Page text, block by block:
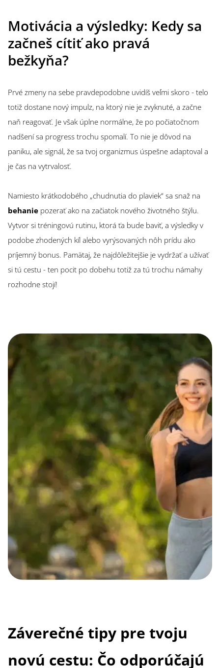
Motivácia a výsledky: Kedy sa
začneš cítiť ako pravá
bežkyňa?
Prvé zmeny na sebe pravdepodobne uvidíš veľmi skoro - telo
totiž dostane nový impulz, na ktorý nie je zvyknuté, a začne
naň reagovať. Je však úplne normálne, že po počiatočnom
nadšení sa progress trochu spomalí. To nie je dôvod na
paniku, ale signál, že sa tvoj organizmus úspešne adaptoval a
je čas na vytrvalosť.
Namiesto krátkodobého „chudnutia do plaviek“ sa snaž na
behanie pozerať ako na začiatok nového životného štýlu.
Vytvor si tréningovú rutinu, ktorá ťa bude baviť, a výsledky v
podobe zhodených kíl alebo vyrýsovaných nôh prídu ako
príjemný bonus. Pamätaj, že najdôležitejšie je vydržať a užívať
si tú cestu - ten pocit po dobehu totiž za tú trochu námahy
rozhodne stojí!
Záverečné tipy pre tvoju
novú cestu: Čo odporúčajú